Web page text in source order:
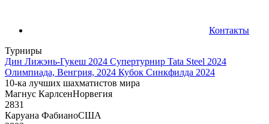
Контакты
Турниры
Дин Лижэнь-Гукеш 2024 Супертурнир Tata Steel 2024
Олимпиада, Венгрия, 2024 Кубок Синкфилда 2024
10-ка лучших шахматистов мира
Магнус КарлсенНорвегия
2831
Каруана ФабианоСША